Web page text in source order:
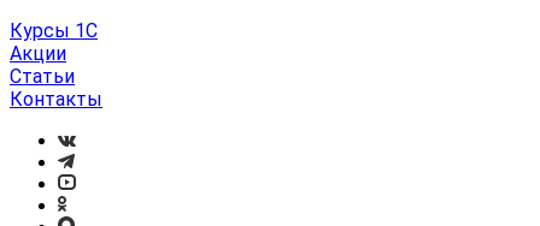
Курсы 1С
Акции
Статьи
Контакты